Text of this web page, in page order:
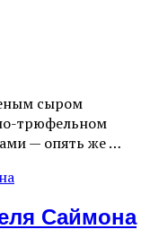
сыром
трюфельном
— опять же …
Саймона